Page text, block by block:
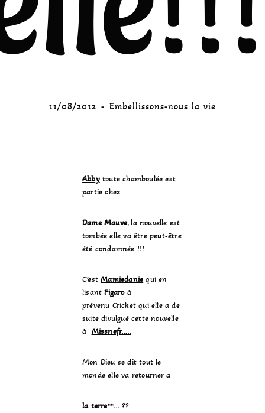
11/08/2012 Embellissons-nous la vie
Abbytoute chamboulée est
partie chez
Dame Mauve, la nouvelle est
tombée elle va être peut-être
été condamnée !!!
C’estMamiedanie qui en
lisantFigaroà
prévenu Cricket qui elle a de
suite divulgué cette nouvelle
à Missnefr…..
Mon Dieu se dit tout le
monde elle va retourner a
la terre**… ??